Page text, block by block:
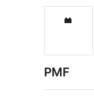
PMF